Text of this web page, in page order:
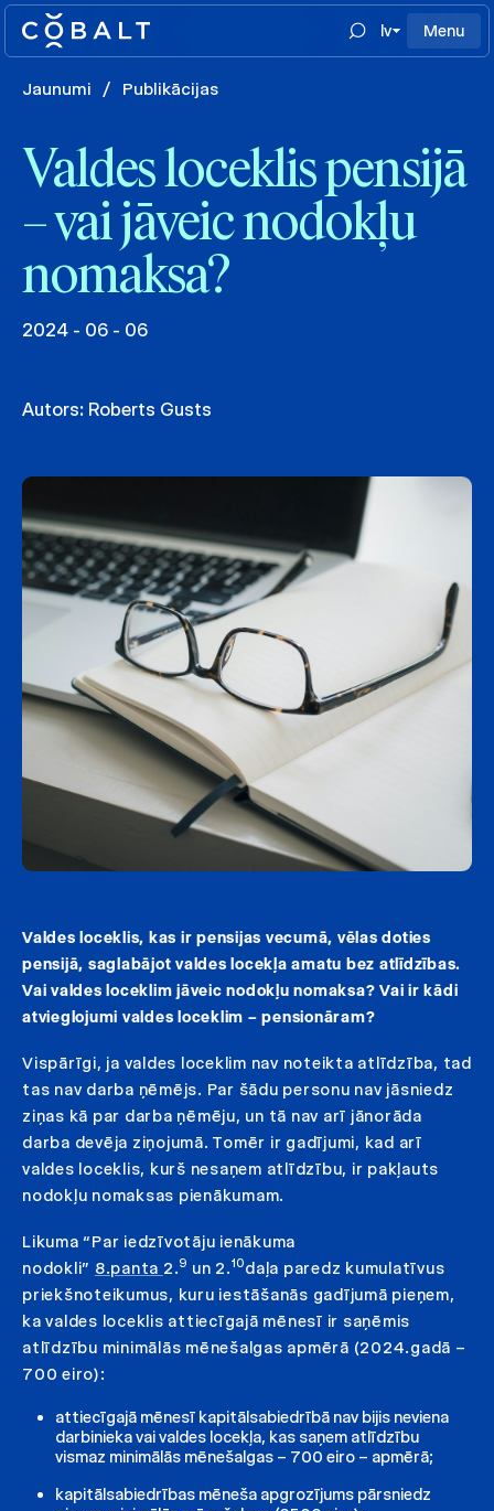
lv Menu
Jaunumi / Publikācijas
Valdes loceklis pensijā
– vai jāveic nodokļu
nomaksa?
2024 - 06 - 06
Autors: Roberts Gusts
Valdes loceklis, kas ir pensijas vecumā, vēlas doties
pensijā, saglabājot valdes locekļa amatu bez atlīdzības.
Vai valdes loceklim jāveic nodokļu nomaksa? Vai ir kādi
atvieglojumi valdes loceklim – pensionāram?
Vispārīgi, ja valdes loceklim nav noteikta atlīdzība, tad
tas nav darba ņēmējs. Par šādu personu nav jāsniedz
ziņas kā par darba ņēmēju, un tā nav arī jānorāda
darba devēja ziņojumā. Tomēr ir gadījumi, kad arī
valdes loceklis, kurš nesaņem atlīdzību, ir pakļauts
nodokļu nomaksas pienākumam.
Likuma “Par iedzīvotāju ienākuma
nodokli” 8.panta 2.9 un 2.10daļa paredz kumulatīvus
priekšnoteikumus, kuru iestāšanās gadījumā pieņem,
ka valdes loceklis attiecīgajā mēnesī ir saņēmis
atlīdzību minimālās mēnešalgas apmērā (2024.gadā –
700 eiro):
attiecīgajā mēnesī kapitālsabiedrībā nav bijis neviena
darbinieka vai valdes locekļa, kas saņem atlīdzību
vismaz minimālās mēnešalgas – 700 eiro – apmērā;
kapitālsabiedrības mēneša apgrozījums pārsniedz